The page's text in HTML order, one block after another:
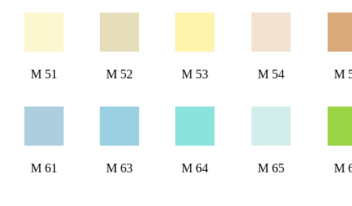
М 51 М 52 М 53 М 54 М
М 61 М 63 М 64 М 65 М